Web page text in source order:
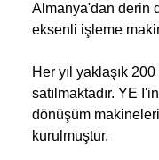
Almanya'dan derin
eksenli işleme
Her yıl yaklaşık
satılmaktadır. YE
dönüşüm
kurulmuştur.